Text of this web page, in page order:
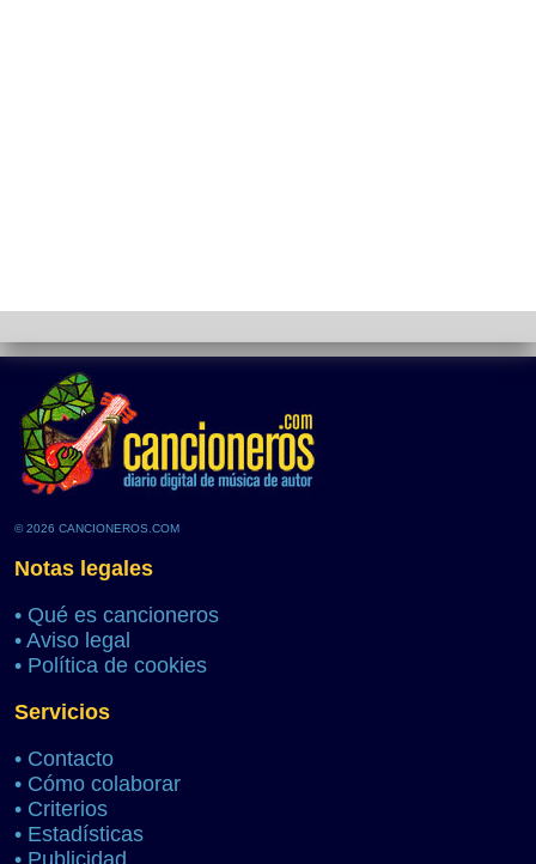
© 2026 CANCIONEROS.COM
Notas legales
• Qué es cancioneros
• Aviso legal
• Política de cookies
Servicios
• Contacto
• Cómo colaborar
• Criterios
• Estadísticas
• Publicidad